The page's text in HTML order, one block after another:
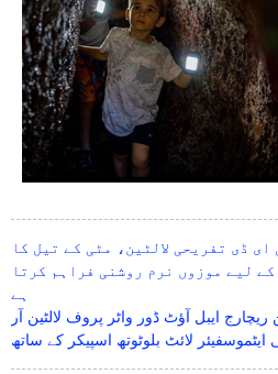
ڈی تفریحی لالٹین، مٹی کے تیل کا
لیے موزوں نرم روشنی فراہم کرتا
ہے
ریچارج ایبل آؤٹ ڈور واٹر پروف لالٹین آر
لائٹ بلوٹوتھ اسپیکر کے ساتھ